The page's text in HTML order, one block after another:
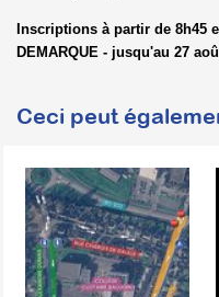
Inscriptions à partir de 8h45
DEMARQUE - jusqu'au 27
Ceci peut